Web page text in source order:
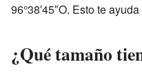
96°38′45″O. Esto te
¿Qué tamaño